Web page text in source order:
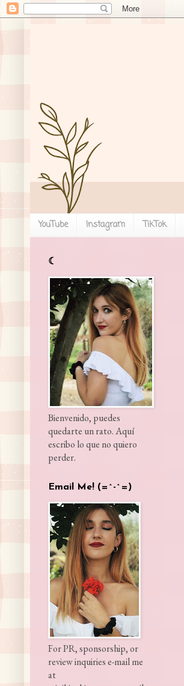
YouTube Instagram TikTok
☾
Bienvenido, puedes
quedarte un rato. Aquí
escribo lo que no quiero
perder.
Email Me! (=^-^=)
For PR, sponsorship, or
review inquiries e-mail me
at